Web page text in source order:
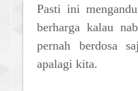
Pasti ini
berharga kalau
pernah berdosa
apalagi kita.